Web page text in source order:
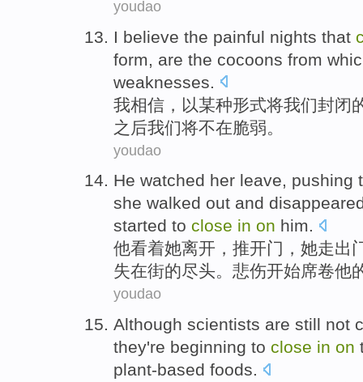
youdao
I believe the painful nights that
form
are the cocoons from
weaknesses
我相信 ， 以某种形式将我们封闭
之后我们将不在脆弱 。
youdao
He watched her leave, pushing
she walked out and
started to close in on him.
他看着她离开 ， 推开门， 她走出
失在街的尽头。 悲伤开始席卷他
youdao
Although scientists are still not
they're beginning to close in on
plant-based foods.